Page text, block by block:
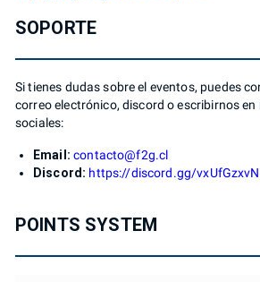
SOPORTE
Si tienes dudas sobre el eventos, puedes
correo electrónico, discord o escribirnos
sociales:
Email: contacto@f2g.cl
Discord: https://discord.gg/
POINTS SYSTEM